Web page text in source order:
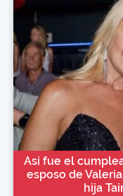
Así fue el
esposo de
hija